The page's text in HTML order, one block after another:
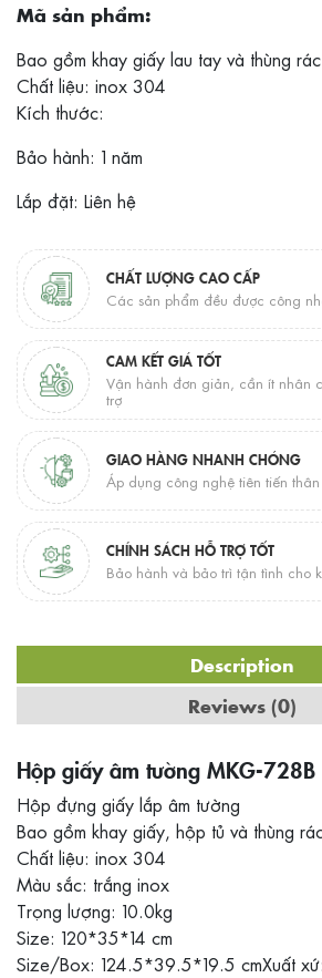
Mã sản phẩm:
Bao gồm khay giấy lau tay và thùng rác
Chất liệu: inox 304
Kích thước:
Bảo hành: 1 năm
Lắp đặt: Liên hệ
CHẤT LƯỢNG CAO CẤP
Các sản phẩm đều được công
CAM KẾT GIÁ TỐT
Vận hành đơn giản, cần ít nhân
trợ
GIAO HÀNG NHANH CHÓNG
Áp dụng công nghệ tiên tiến
CHÍNH SÁCH HỖ TRỢ TỐT
Bảo hành và bảo trì tận tình cho
Description
Reviews (0)
Hộp giấy âm tường MKG-728B
Hộp đựng giấy lắp âm tường
Bao gồm khay giấy, hộp tủ và thùng
Chất liệu: inox 304
Màu sắc: trắng inox
Trọng lượng: 10.0kg
Size: 120*35*14 cm
Size/Box: 124.5*39.5*19.5 cmXuất